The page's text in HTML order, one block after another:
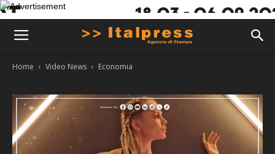
Home Video News Economia